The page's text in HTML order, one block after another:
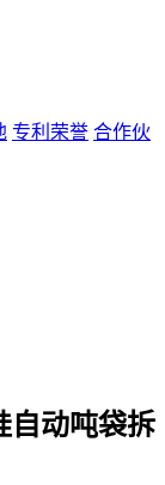
专利荣誉 合作伙
自动吨袋拆